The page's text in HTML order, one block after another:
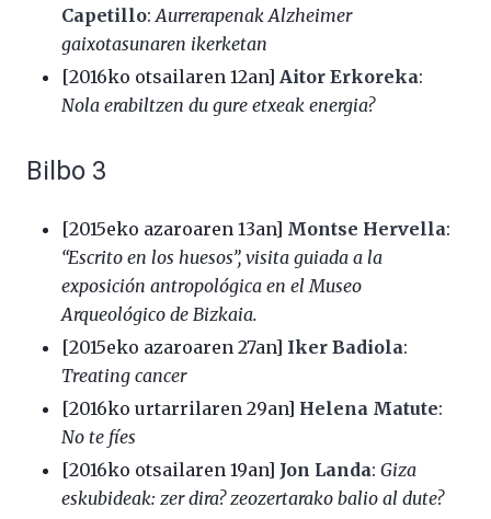
Capetillo:Aurrerapenak Alzheimer
gaixotasunaren ikerketan
[2016ko otsailaren 12an] Aitor Erkoreka:
Nola erabiltzen du gure etxeak energia?
Bilbo 3
[2015eko azaroaren 13an] Montse Hervella:
“Escrito en los huesos”, visita guiada a la
exposición antropológica en el Museo
Arqueológico de Bizkaia.
[2015eko azaroaren 27an] Iker Badiola:
Treating cancer
[2016ko urtarrilaren 29an] Helena Matute:
No te fíes
[2016ko otsailaren 19an] Jon Landa: Giza
eskubideak: zer dira? zeozertarako balio al dute?